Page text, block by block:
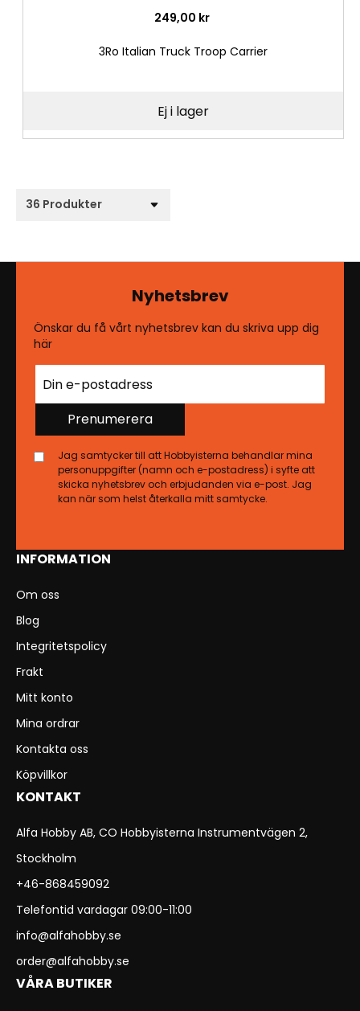
249,00 kr
3Ro Italian Truck Troop Carrier
Ej i lager
INFORMATION
Om oss
Blog
Integritetspolicy
Frakt
Mitt konto
Mina ordrar
Kontakta oss
Köpvillkor
KONTAKT
Alfa Hobby AB, CO Hobbyisterna Instrumentvägen 2,
Stockholm
+46-868459092
Telefontid vardagar 09:00-11:00
info@alfahobby.se
order@alfahobby.se
VÅRA BUTIKER
Nyhetsbrev
Önskar du få vårt nyhetsbrev kan du skriva upp dig
här
Prenumerera
Jag samtycker till att Hobbyisterna behandlar mina
personuppgifter (namn och e-postadress) i syfte att
skicka nyhetsbrev och erbjudanden via e-post. Jag
kan när som helst återkalla mitt samtycke.